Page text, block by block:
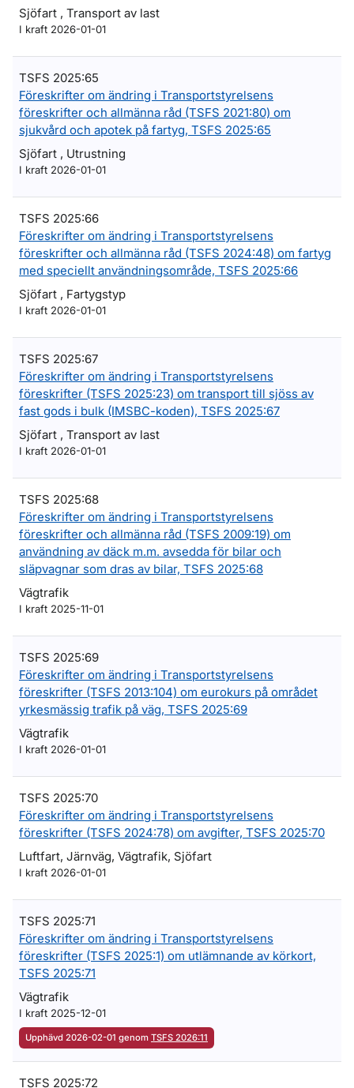
Sjöfart , Transport av last
I kraft 2026-01-01
TSFS 2025:65
Föreskrifter om ändring i Transportstyrelsens
föreskrifter och allmänna råd (TSFS 2021:80) om
sjukvård och apotek på fartyg, TSFS 2025:65
Sjöfart , Utrustning
I kraft 2026-01-01
TSFS 2025:66
Föreskrifter om ändring i Transportstyrelsens
föreskrifter och allmänna råd (TSFS 2024:48) om fartyg
med speciellt användningsområde, TSFS 2025:66
Sjöfart , Fartygstyp
I kraft 2026-01-01
TSFS 2025:67
Föreskrifter om ändring i Transportstyrelsens
föreskrifter (TSFS 2025:23) om transport till sjöss av
fast gods i bulk (IMSBC-koden), TSFS 2025:67
Sjöfart , Transport av last
I kraft 2026-01-01
TSFS 2025:68
Föreskrifter om ändring i Transportstyrelsens
föreskrifter och allmänna råd (TSFS 2009:19) om
användning av däck m.m. avsedda för bilar och
släpvagnar som dras av bilar, TSFS 2025:68
Vägtrafik
I kraft 2025-11-01
TSFS 2025:69
Föreskrifter om ändring i Transportstyrelsens
föreskrifter (TSFS 2013:104) om eurokurs på området
yrkesmässig trafik på väg, TSFS 2025:69
Vägtrafik
I kraft 2026-01-01
TSFS 2025:70
Föreskrifter om ändring i Transportstyrelsens
föreskrifter (TSFS 2024:78) om avgifter, TSFS 2025:70
Luftfart, Järnväg, Vägtrafik, Sjöfart
I kraft 2026-01-01
TSFS 2025:71
Föreskrifter om ändring i Transportstyrelsens
föreskrifter (TSFS 2025:1) om utlämnande av körkort,
TSFS 2025:71
Vägtrafik
I kraft 2025-12-01
Upphävd 2026-02-01 genom TSFS 2026:11
TSFS 2025:72